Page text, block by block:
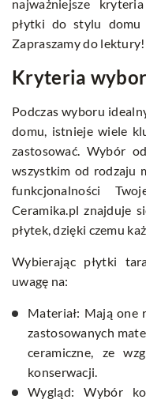
najważniejsze
płytki do stylu
Zapraszamy do lektury!
Kryteria
Podczas wyboru
domu, istnieje wiele
zastosować. Wybór
wszystkim od rodzaju
funkcjonalności
Ceramika.pl znajduje
płytek, dzięki czemu
Wybierając płytki
uwagę na:
Materiał: Mają one
zastosowanych
ceramiczne, ze
konserwacji.
Wygląd: Wybór